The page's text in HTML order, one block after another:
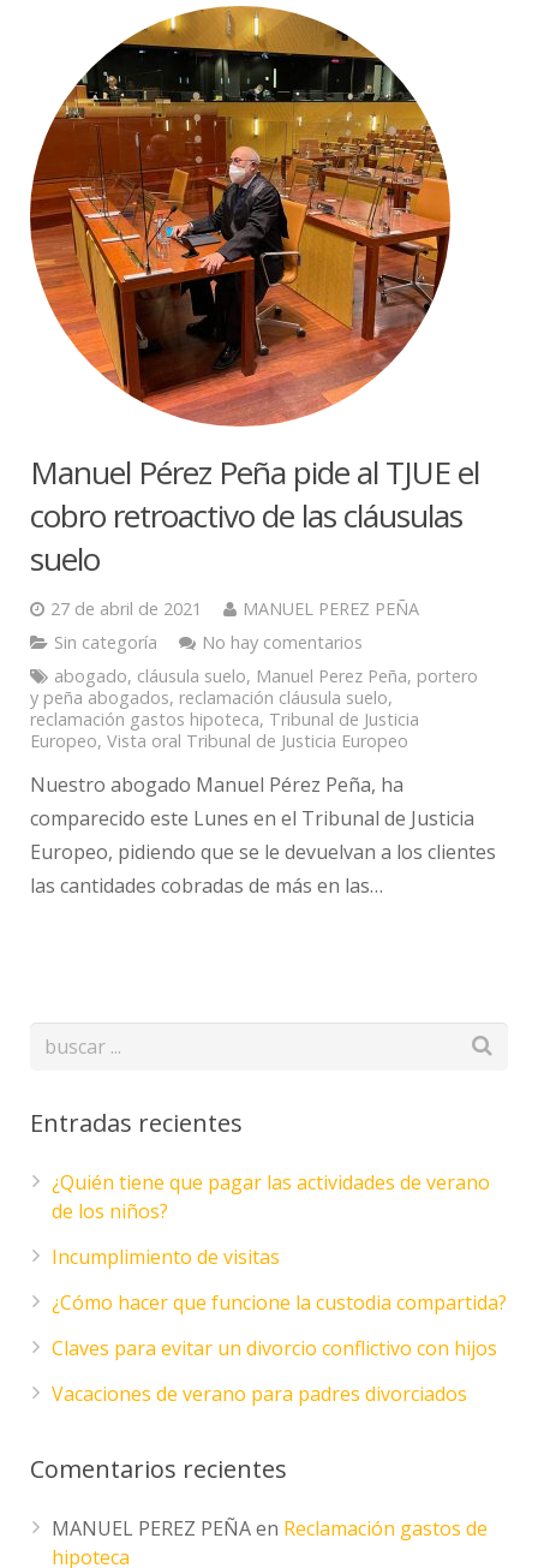
Manuel Pérez Peña pide al TJUE el
cobro retroactivo de las cláusulas
suelo
27 de abril de 2021
MANUEL PEREZ PEÑA
Sin categoría
No hay comentarios
abogado, cláusula suelo, Manuel Perez Peña, portero
y peña abogados, reclamación cláusula suelo,
reclamación gastos hipoteca, Tribunal de Justicia
Europeo, Vista oral Tribunal de Justicia Europeo
Nuestro abogado Manuel Pérez Peña, ha
comparecido este Lunes en el Tribunal de Justicia
Europeo, pidiendo que se le devuelvan a los clientes
las cantidades cobradas de más en las…
Entradas recientes
¿Quién tiene que pagar las actividades de verano
de los niños?
Incumplimiento de visitas
¿Cómo hacer que funcione la custodia compartida?
Claves para evitar un divorcio conflictivo con hijos
Vacaciones de verano para padres divorciados
Comentarios recientes
MANUEL PEREZ PEÑAen Reclamación gastos de
hipoteca